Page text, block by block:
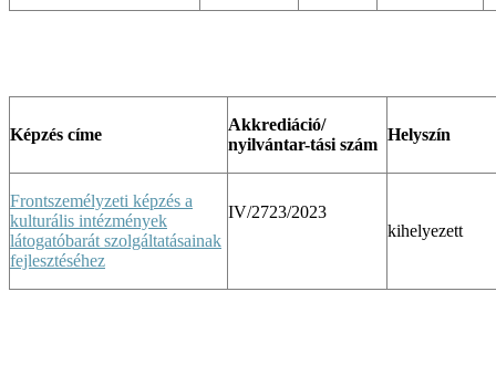
Képzés címe
Akkrediáció/
nyilvántar-tási szám
Helyszín
Frontszemélyzeti képzés a
kulturális intézmények
látogatóbarát szolgáltatásainak
fejlesztéséhez
IV/2723/2023
kihelyezett